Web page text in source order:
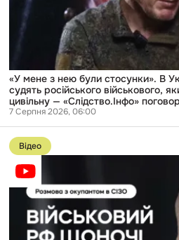
Україні
вперше
затримали
російського
військового,
який
два
місяці
ґвалтував
цивільну
«Слідство.Інфо»
поговорило
ним
«У мене з нею були стосунки». В
судять російського військового,
цивільну — «Слідство.Інфо»
7 Серпня 2026, 06:00
Перейти
до
публікації
Ґвалтував
два
місяці
підвалі:
поговорили
Відео